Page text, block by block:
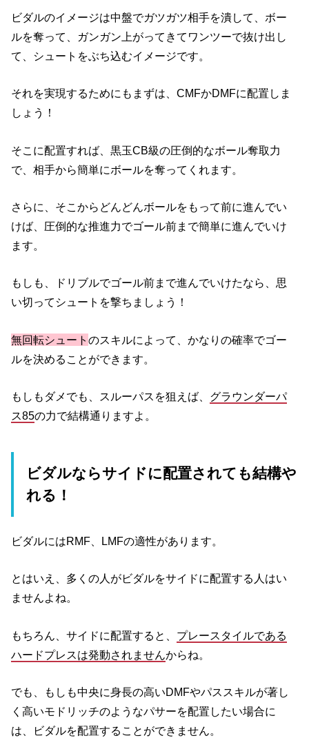
ビダルのイメージは中盤でガツガツ相手を潰して、ボー
ルを奪って、ガンガン上がってきてワンツーで抜け出し
て、シュートをぶち込むイメージです。
それを実現するためにもまずは、CMFかDMFに配置しま
しょう！
そこに配置すれば、黒玉CB級の圧倒的なボール奪取力
で、相手から簡単にボールを奪ってくれます。
さらに、そこからどんどんボールをもって前に進んでい
けば、圧倒的な推進力でゴール前まで簡単に進んでいけ
ます。
もしも、ドリブルでゴール前まで進んでいけたなら、思
い切ってシュートを撃ちましょう！
無回転シュートのスキルによって、かなりの確率でゴー
ルを決めることができます。
もしもダメでも、スルーパスを狙えば、 グラウンダーパ
ス85の力で結構通りますよ。
ビダルならサイドに配置されても結構や
れる！
ビダルにはRMF、LMFの適性があります。
とはいえ、多くの人がビダルをサイドに配置する人はい
ませんよね。
もちろん、サイドに配置すると、 プレースタイルである
ハードプレスは発動されませんからね。
でも、もしも中央に身長の高いDMFやパススキルが著し
く高いモドリッチのようなパサーを配置したい場合に
は、ビダルを配置することができません。